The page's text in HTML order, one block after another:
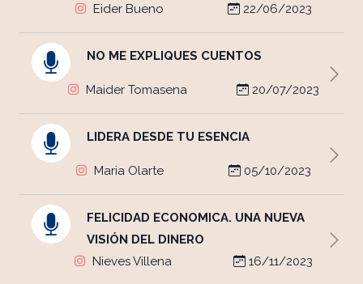
Eider Bueno
22/06/2023
NO ME EXPLIQUES CUENTOS
Maider Tomasena 20/07/2023
LIDERA DESDE TU ESENCIA
Maria Olarte 05/10/2023
FELICIDAD ECONOMICA. UNA NUEVA
VISIÓN DEL DINERO
Nieves Villena
16/11/2023